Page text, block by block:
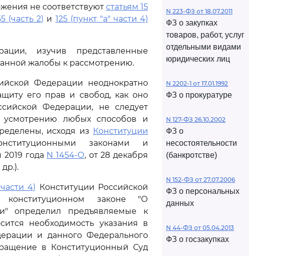
не соответствуют статьям 15
(часть 2) и 125 (пункт "а" части 4)
изучив представленные
жалобы к рассмотрению.
Федерации неоднократно
его прав и свобод, как оно
Федерации, не следует
любых способов и
исходя из Конституции
законами и
года N 1454-О, от 28 декабря
др.).
4) Конституции Российской
законе "О
определил предъявляемые к
необходимость указания в
и данного Федерального
в Конституционный Суд
N 223-ФЗ от 18.07.2011
ФЗ о закупках
товаров, работ, услуг
отдельными видами
юридических лиц
N 2202-1 от 17.01.1992
ФЗ о прокуратуре
N 127-ФЗ 26.10.2002
ФЗ о
несостоятельности
(банкротстве)
N 152-ФЗ от 27.07.2006
ФЗ о персональных
данных
N 44-ФЗ от 05.04.2013
ФЗ о госзакупках